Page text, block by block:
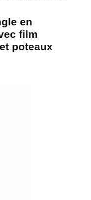
en
film
poteaux